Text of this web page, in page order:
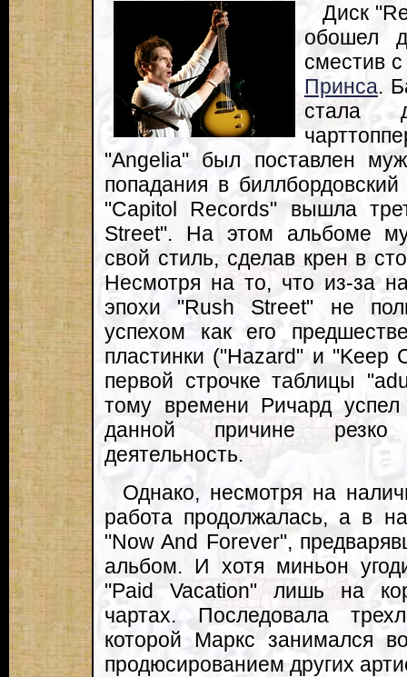
Диск
обошел
сместив
Принса.
стала
"Angelia" был поставлен
попадания в
"Capitol Records" вышла
Street". На этом альбоме
свой стиль, сделав крен в
Несмотря на то, что из-за
эпохи "Rush Street" не
успехом как его
пластинки ("Hazard" и "Keep
первой строчке таблицы
тому времени Ричард
данной причине резко
деятельность.
Однако, несмотря на
работа продолжалась, а в
"Now And Forever",
альбом. И хотя миньон
"Paid Vacation" лишь на
чартах. Последовала
которой Маркс занимался
продюсированием других